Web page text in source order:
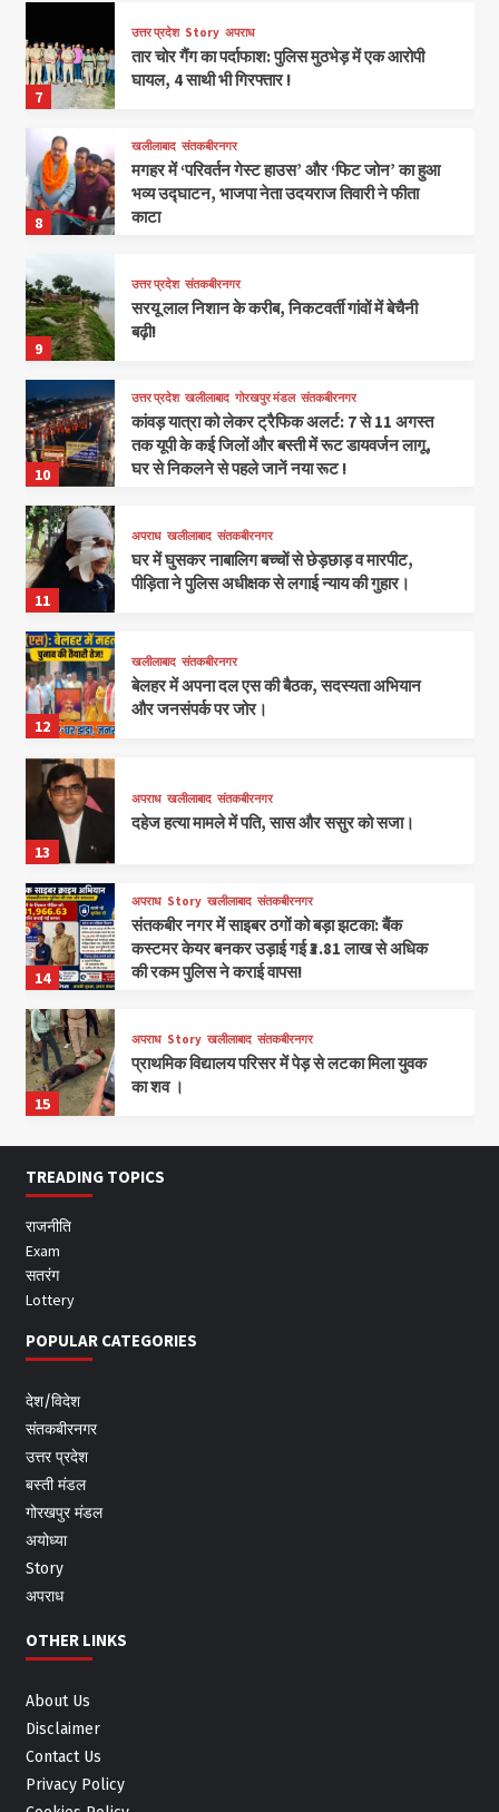
7
उत्तर प्रदेश Story अपराध
तार चोर गैंग का पर्दाफाश: पुलिस मुठभेड़ में एक आरोपी
घायल, 4 साथी भी गिरफ्तार !
8
खलीलाबाद संतकबीरनगर
मगहर में ‘परिवर्तन गेस्ट हाउस’ और ‘फिट जोन’ का हुआ
भव्य उद्घाटन, भाजपा नेता उदयराज तिवारी ने फीता
काटा
9
उत्तर प्रदेश संतकबीरनगर
सरयू लाल निशान के करीब, निकटवर्ती गांवों में बेचैनी
बढ़ी!
10
उत्तर प्रदेश खलीलाबाद गोरखपुर मंडल संतकबीरनगर
कांवड़ यात्रा को लेकर ट्रैफिक अलर्ट: 7 से 11 अगस्त
तक यूपी के कई जिलों और बस्ती में रूट डायवर्जन लागू,
घर से निकलने से पहले जानें नया रूट !
11
अपराध खलीलाबाद संतकबीरनगर
घर में घुसकर नाबालिग बच्चों से छेड़छाड़ व मारपीट,
पीड़िता ने पुलिस अधीक्षक से लगाई न्याय की गुहार।
12
खलीलाबाद संतकबीरनगर
बेलहर में अपना दल एस की बैठक, सदस्यता अभियान
और जनसंपर्क पर जोर।
13
अपराध खलीलाबाद संतकबीरनगर
दहेज हत्या मामले में पति, सास और ससुर को सजा।
14
अपराध Story खलीलाबाद संतकबीरनगर
संतकबीर नगर में साइबर ठगों को बड़ा झटका: बैंक
कस्टमर केयर बनकर उड़ाई गई ₹3.81 लाख से अधिक
की रकम पुलिस ने कराई वापस!
15
अपराध Story खलीलाबाद संतकबीरनगर
प्राथमिक विद्यालय परिसर में पेड़ से लटका मिला युवक
का शव ।
TREADING TOPICS
राजनीति
Exam
सतरंग
Lottery
POPULAR CATEGORIES
देश/विदेश
संतकबीरनगर
उत्तर प्रदेश
बस्ती मंडल
गोरखपुर मंडल
अयोध्या
Story
अपराध
OTHER LINKS
About Us
Disclaimer
Contact Us
Privacy Policy